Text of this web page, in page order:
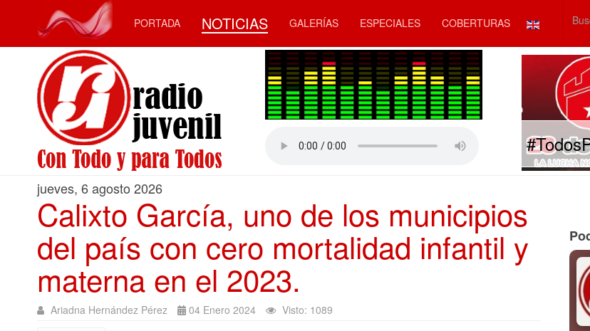
Seleccione
PORTADA NOTICIAS GALERÍAS ESPECIALES COBERTURAS
jueves, 6 agosto 2026
Calixto García, uno de los municipios
del país con cero mortalidad infantil y
materna en el 2023.
Ariadna Hernández Pérez 04 Enero 2024 Visto: 1089